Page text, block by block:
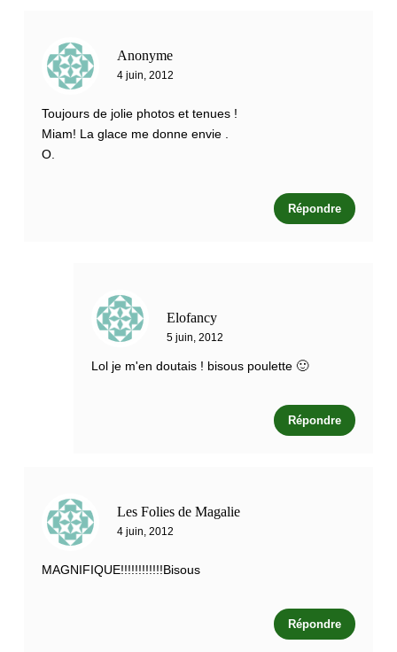
Anonyme
4 juin, 2012
Toujours de jolie photos et tenues !
Miam! La glace me donne envie .
O.
Répondre
Elofancy
5 juin, 2012
Lol je m'en doutais ! bisous poulette 🙂
Répondre
Les Folies de Magalie
4 juin, 2012
MAGNIFIQUE!!!!!!!!!!!!Bisous
Répondre